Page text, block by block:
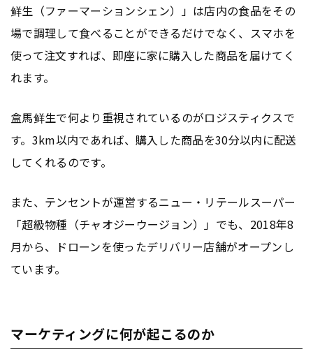
鲜生（ファーマーションシェン）」は店内の食品をその
場で調理して食べることができるだけでなく、スマホを
使って注文すれば、即座に家に購入した商品を届けてく
れます。
盒馬鲜生で何より重視されているのがロジスティクスで
す。3km以内であれば、購入した商品を30分以内に配送
してくれるのです。
また、テンセントが運営するニュー・リテールスーパー
「超級物種（チャオジーウージョン）」でも、2018年8
月から、ドローンを使ったデリバリー店舗がオープンし
ています。
マーケティングに何が起こるのか